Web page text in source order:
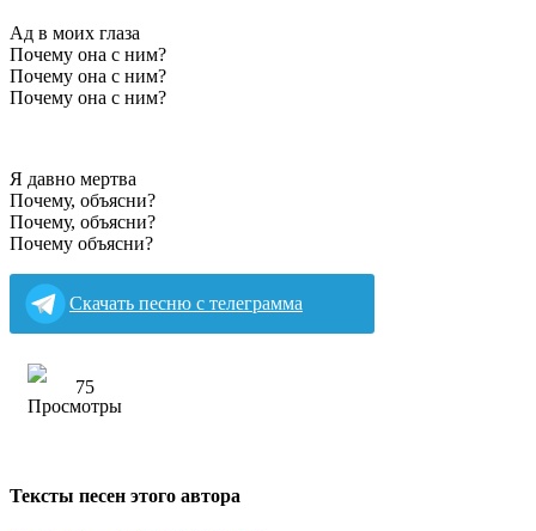
Ад в моих глаза
Почему она с ним?
Почему она с ним?
Почему она с ним?
Я давно мертва
Почему, объясни?
Почему, объясни?
Почему объясни?
Скачать песню с телеграмма
75
Тексты песен этого автора